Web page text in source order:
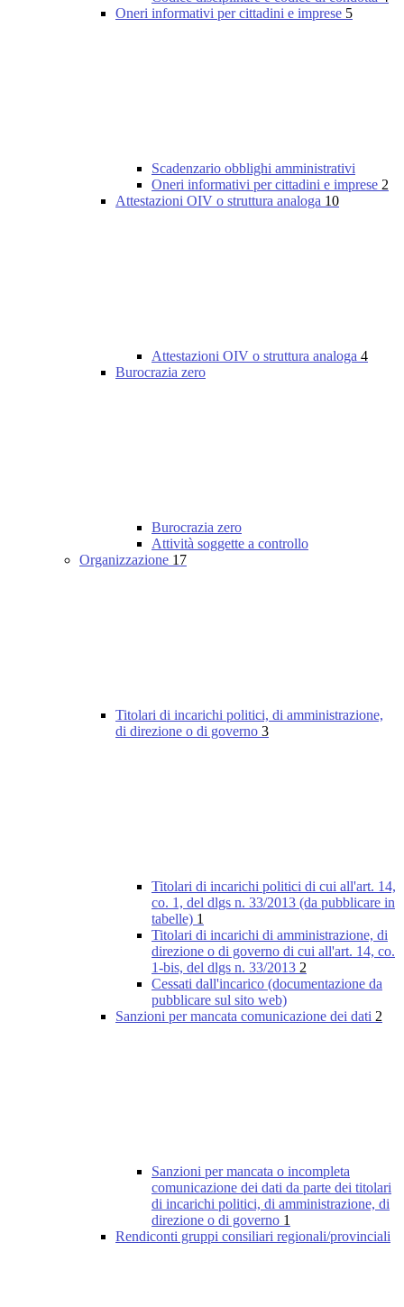
Oneri informativi per cittadini e imprese 5
Scadenzario obblighi amministrativi
Oneri informativi per cittadini e imprese 2
Attestazioni OIV o struttura analoga 10
Attestazioni OIV o struttura analoga 4
Burocrazia zero
Burocrazia zero
Attività soggette a controllo
Organizzazione 17
Titolari di incarichi politici, di amministrazione,
di direzione o di governo 3
Titolari di incarichi politici di cui all'art. 14,
co. 1, del dlgs n. 33/2013 (da pubblicare in
tabelle) 1
Titolari di incarichi di amministrazione, di
direzione o di governo di cui all'art. 14, co.
1-bis, del dlgs n. 33/2013 2
Cessati dall'incarico (documentazione da
pubblicare sul sito web)
Sanzioni per mancata comunicazione dei dati 2
Sanzioni per mancata o incompleta
comunicazione dei dati da parte dei titolari
di incarichi politici, di amministrazione, di
direzione o di governo 1
Rendiconti gruppi consiliari regionali/provinciali